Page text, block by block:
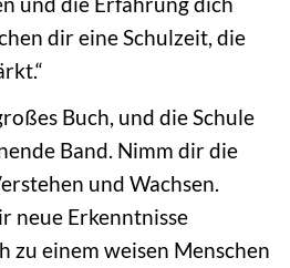
dir eine Schulzeit, die
Buch, und die Schule
Band. Nimm dir die
und Wachsen.
neue Erkenntnisse
zu einem weisen Menschen